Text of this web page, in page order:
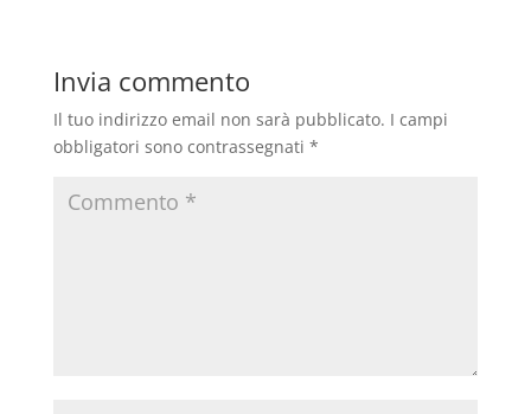
Invia commento
Il tuo indirizzo email non sarà pubblicato. I campi
obbligatori sono contrassegnati *